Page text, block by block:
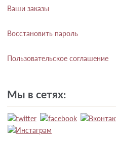
Ваши заказы
Восстановить пароль
Пользовательское соглашение
Мы в сетях: